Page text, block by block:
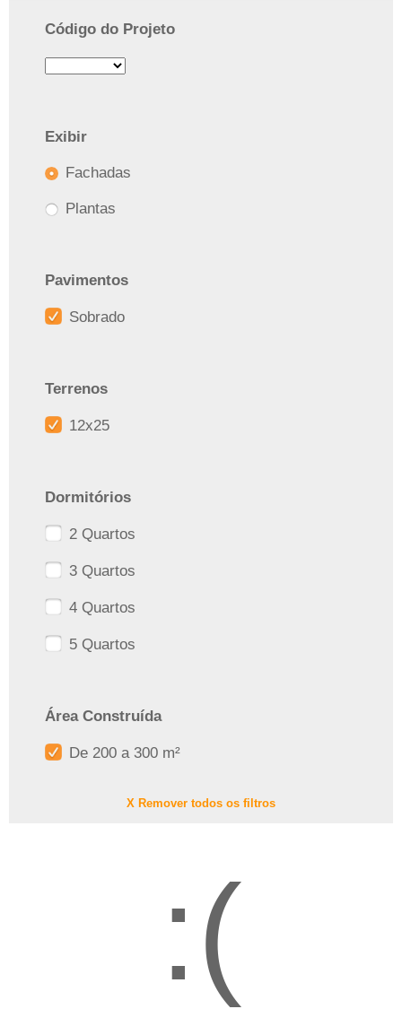
Código do Projeto
Exibir
Fachadas
Plantas
Pavimentos
Sobrado
Terrenos
12x25
Dormitórios
2 Quartos
3 Quartos
4 Quartos
5 Quartos
Área Construída
De 200 a 300 m²
X Remover todos os filtros
:(